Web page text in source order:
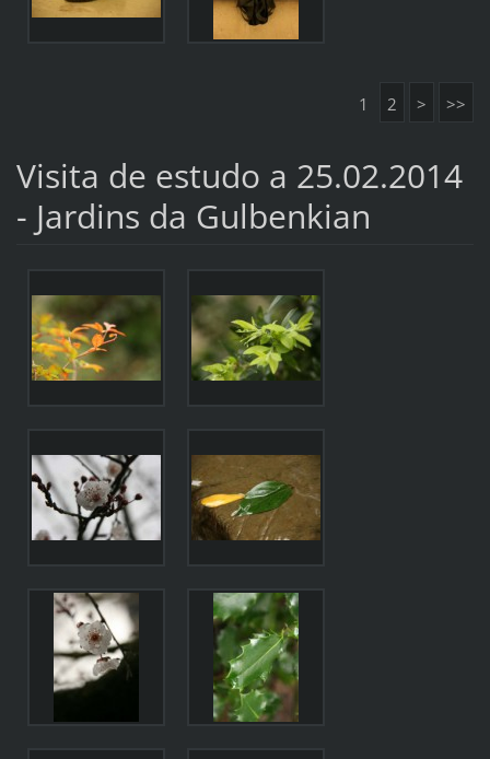
1 2 > >>
Visita de estudo a 25.02.2014
- Jardins da Gulbenkian